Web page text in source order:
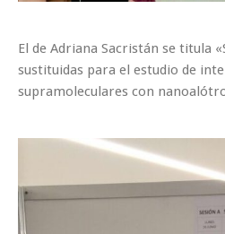
El de Adriana Sacristán se titula
sustituidas para el estudio de
supramoleculares con